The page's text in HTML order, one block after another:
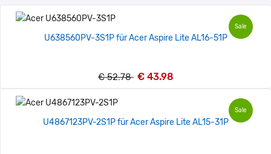
Sale
U638560PV-3S1P für Acer Aspire Lite AL16-51P
€ 52.78 € 43.98
Sale
U4867123PV-2S1P für Acer Aspire Lite AL15-31P